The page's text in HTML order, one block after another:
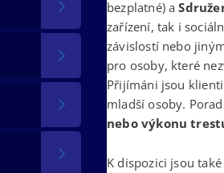
bezplatné) a
zařízení, tak i
závislostí nebo
pro osoby, které
Přijímáni jsou
mladší osoby.
nebo výkonu
K dispozici jsou